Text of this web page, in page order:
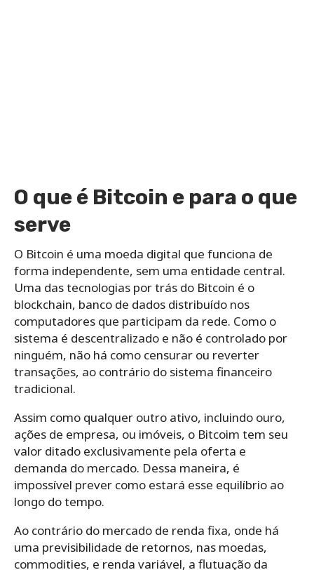
O que é Bitcoin e para o que
serve
O Bitcoin é uma moeda digital que funciona de
forma independente, sem uma entidade central.
Uma das tecnologias por trás do Bitcoin é o
blockchain, banco de dados distribuído nos
computadores que participam da rede. Como o
sistema é descentralizado e não é controlado por
ninguém, não há como censurar ou reverter
transações, ao contrário do sistema financeiro
tradicional.
Assim como qualquer outro ativo, incluindo ouro,
ações de empresa, ou imóveis, o Bitcoim tem seu
valor ditado exclusivamente pela oferta e
demanda do mercado. Dessa maneira, é
impossível prever como estará esse equilíbrio ao
longo do tempo.
Ao contrário do mercado de renda fixa, onde há
uma previsibilidade de retornos, nas moedas,
commodities, e renda variável, a flutuação da